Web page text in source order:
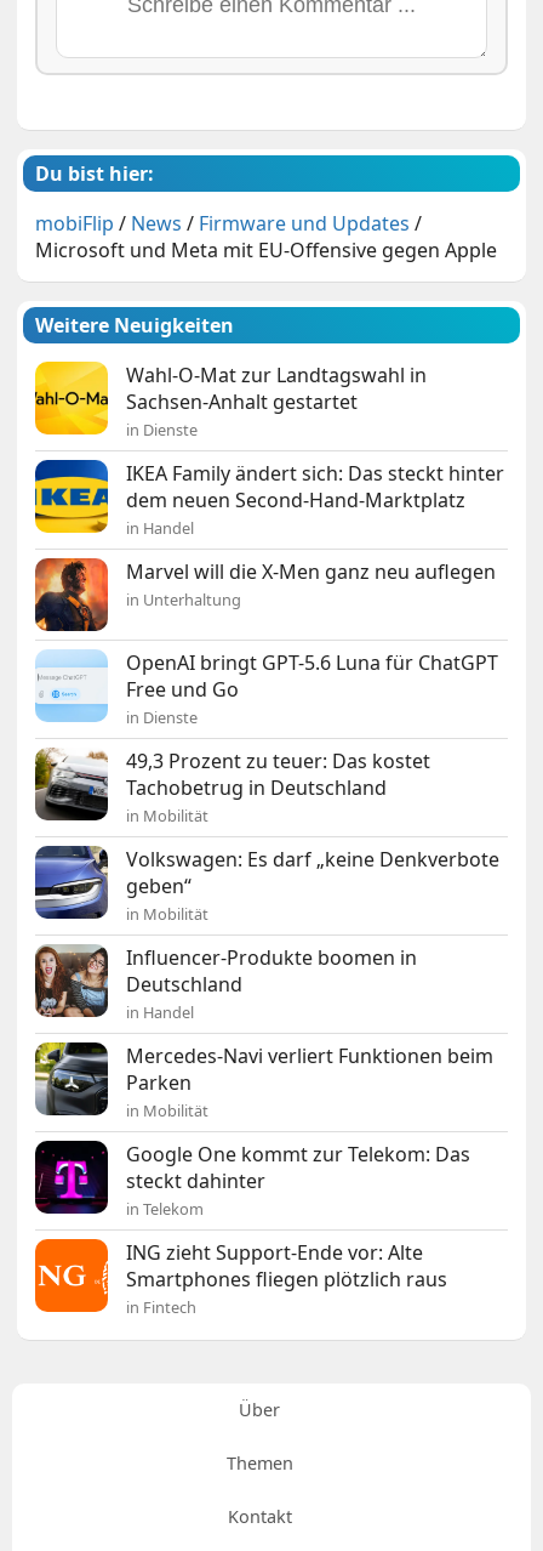
Du bist hier:
mobiFlip / News / Firmware und Updates /
Microsoft und Meta mit EU-Offensive gegen Apple
Weitere Neuigkeiten
Wahl-O-Mat zur Landtagswahl in
Sachsen-Anhalt gestartet
in Dienste
IKEA Family ändert sich: Das steckt hinter
dem neuen Second-Hand-Marktplatz
in Handel
Marvel will die X-Men ganz neu auflegen
in Unterhaltung
OpenAI bringt GPT-5.6 Luna für ChatGPT
Free und Go
in Dienste
49,3 Prozent zu teuer: Das kostet
Tachobetrug in Deutschland
in Mobilität
Volkswagen: Es darf „keine Denkverbote
geben“
in Mobilität
Influencer-Produkte boomen in
Deutschland
in Handel
Mercedes-Navi verliert Funktionen beim
Parken
in Mobilität
Google One kommt zur Telekom: Das
steckt dahinter
in Telekom
ING zieht Support-Ende vor: Alte
Smartphones fliegen plötzlich raus
in Fintech
Über
Themen
Kontakt